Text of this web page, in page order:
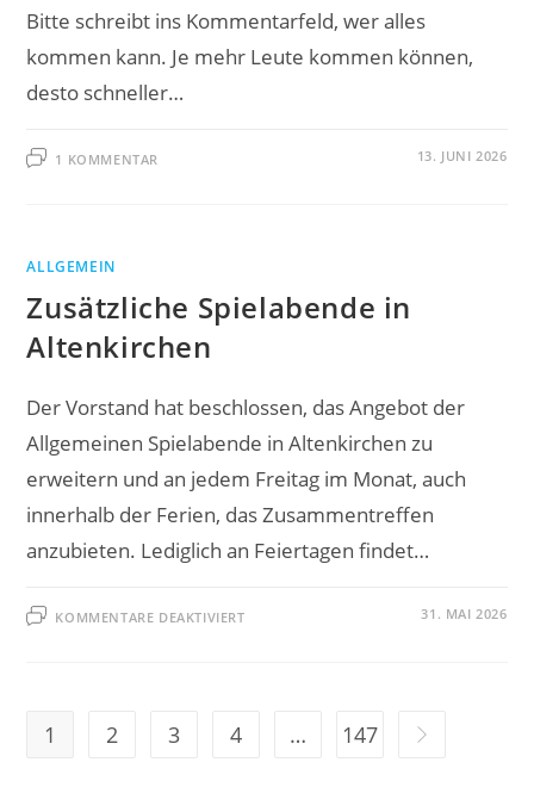
Bitte schreibt ins Kommentarfeld, wer alles
kommen kann. Je mehr Leute kommen können,
desto schneller…
1 KOMMENTAR 13. JUNI 2026
ALLGEMEIN
Zusätzliche Spielabende in
Altenkirchen
Der Vorstand hat beschlossen, das Angebot der
Allgemeinen Spielabende in Altenkirchen zu
erweitern und an jedem Freitag im Monat, auch
innerhalb der Ferien, das Zusammentreffen
anzubieten. Lediglich an Feiertagen findet…
KOMMENTARE DEAKTIVIERTFÜR 31. MAI 2026
1 2 3 4 … 147 Zur nächsten